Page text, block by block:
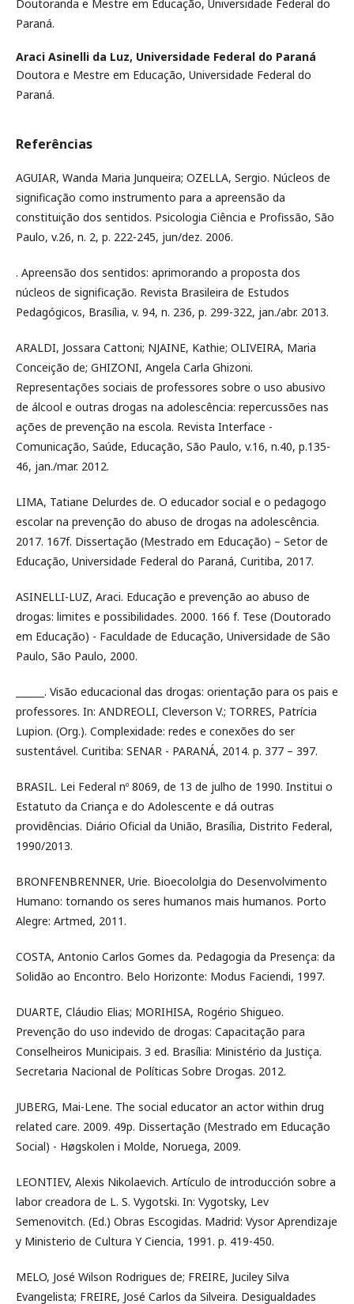
Doutoranda e Mestre em Educação, Universidade Federal do
Paraná.
Araci Asinelli da Luz, Universidade Federal do Paraná
Doutora e Mestre em Educação, Universidade Federal do
Paraná.
Referências
AGUIAR, Wanda Maria Junqueira; OZELLA, Sergio. Núcleos de
significação como instrumento para a apreensão da
constituição dos sentidos. Psicologia Ciência e Profissão, São
Paulo, v.26, n. 2, p. 222-245, jun/dez. 2006.
. Apreensão dos sentidos: aprimorando a proposta dos
núcleos de significação. Revista Brasileira de Estudos
Pedagógicos, Brasília, v. 94, n. 236, p. 299-322, jan./abr. 2013.
ARALDI, Jossara Cattoni; NJAINE, Kathie; OLIVEIRA, Maria
Conceição de; GHIZONI, Angela Carla Ghizoni.
Representações sociais de professores sobre o uso abusivo
de álcool e outras drogas na adolescência: repercussões nas
ações de prevenção na escola. Revista Interface -
Comunicação, Saúde, Educação, São Paulo, v.16, n.40, p.135-
46, jan./mar. 2012.
LIMA, Tatiane Delurdes de. O educador social e o pedagogo
escolar na prevenção do abuso de drogas na adolescência.
2017. 167f. Dissertação (Mestrado em Educação) – Setor de
Educação, Universidade Federal do Paraná, Curitiba, 2017.
ASINELLI-LUZ, Araci. Educação e prevenção ao abuso de
drogas: limites e possibilidades. 2000. 166 f. Tese (Doutorado
em Educação) - Faculdade de Educação, Universidade de São
Paulo, São Paulo, 2000.
______. Visão educacional das drogas: orientação para os pais e
professores. In: ANDREOLI, Cleverson V.; TORRES, Patrícia
Lupion. (Org.). Complexidade: redes e conexões do ser
sustentável. Curitiba: SENAR - PARANÁ, 2014. p. 377 – 397.
BRASIL. Lei Federal nº 8069, de 13 de julho de 1990. Institui o
Estatuto da Criança e do Adolescente e dá outras
providências. Diário Oficial da União, Brasília, Distrito Federal,
1990/2013.
BRONFENBRENNER, Urie. Bioecololgia do Desenvolvimento
Humano: tornando os seres humanos mais humanos. Porto
Alegre: Artmed, 2011.
COSTA, Antonio Carlos Gomes da. Pedagogia da Presença: da
Solidão ao Encontro. Belo Horizonte: Modus Faciendi, 1997.
DUARTE, Cláudio Elias; MORIHISA, Rogério Shigueo.
Prevenção do uso indevido de drogas: Capacitação para
Conselheiros Municipais. 3 ed. Brasília: Ministério da Justiça.
Secretaria Nacional de Políticas Sobre Drogas. 2012.
JUBERG, Mai-Lene. The social educator an actor within drug
related care. 2009. 49p. Dissertação (Mestrado em Educação
Social) - Høgskolen i Molde, Noruega, 2009.
LEONTIEV, Alexis Nikolaevich. Artículo de introducción sobre a
labor creadora de L. S. Vygotski. In: Vygotsky, Lev
Semenovitch. (Ed.) Obras Escogidas. Madrid: Vysor Aprendizaje
y Ministerio de Cultura Y Ciencia, 1991. p. 419-450.
MELO, José Wilson Rodrigues de; FREIRE, Juciley Silva
Evangelista; FREIRE, José Carlos da Silveira. Desigualdades